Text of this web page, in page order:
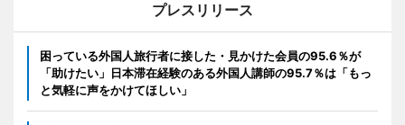
プレスリリース
困っている外国人旅行者に接した・見かけた会員の95.6％が
「助けたい」日本滞在経験のある外国人講師の95.7％は「もっ
と気軽に声をかけてほしい」